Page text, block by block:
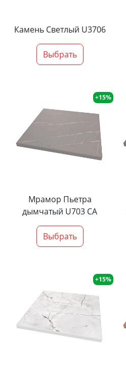
Камень Светлый U3706
Выбрать
+15%
Мрамор Пьетра
дымчатый U703 CA
Выбрать
+15%